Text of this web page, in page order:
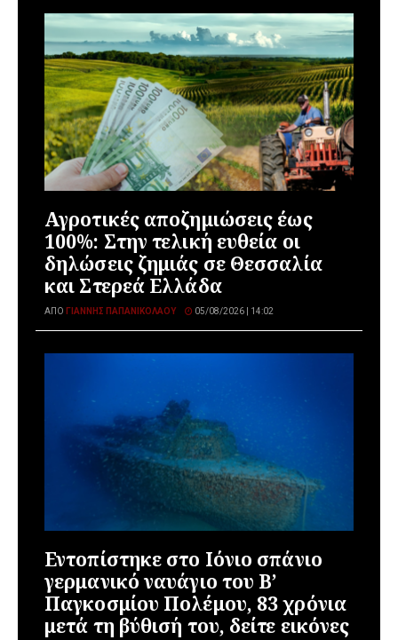
Αγροτικές αποζημιώσεις έως
100%: Στην τελική ευθεία οι
δηλώσεις ζημιάς σε Θεσσαλία
και Στερεά Ελλάδα
ΑΠΌ ΓΙΆΝΝΗΣ ΠΑΠΑΝΙΚΟΛΆΟΥ 05/08/2026 | 14:02
Εντοπίστηκε στο Ιόνιο σπάνιο
γερμανικό ναυάγιο του Β’
Παγκοσμίου Πολέμου, 83 χρόνια
μετά τη βύθισή του, δείτε εικόνες